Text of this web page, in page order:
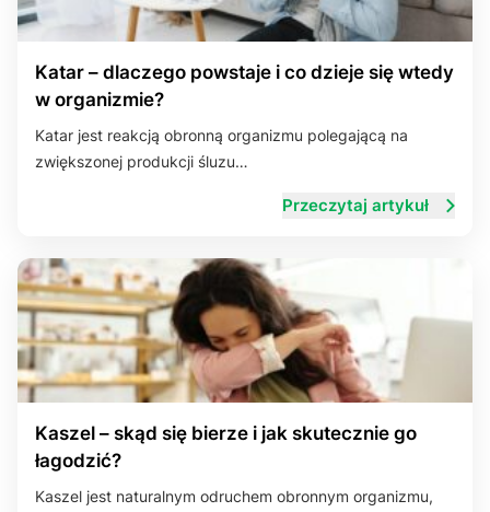
Katar – dlaczego powstaje i co dzieje się wtedy
w organizmie?
Katar jest reakcją obronną organizmu polegającą na
zwiększonej produkcji śluzu…
Przeczytaj artykuł
Kaszel – skąd się bierze i jak skutecznie go
łagodzić?
Kaszel jest naturalnym odruchem obronnym organizmu,